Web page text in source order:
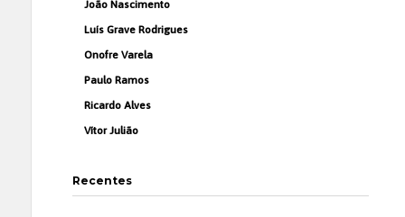
João Nascimento
Luís Grave Rodrigues
Onofre Varela
Paulo Ramos
Ricardo Alves
Vítor Julião
Recentes